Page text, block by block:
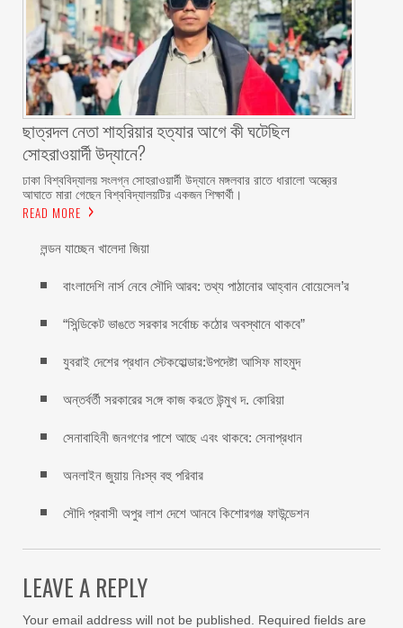
ছাত্রদল নেতা শাহরিয়ার হত্যার আগে কী ঘটেছিল
সোহরাওয়ার্দী উদ্যানে?
ঢাকা বিশ্ববিদ্যালয় সংলগ্ন সোহরাওয়ার্দী উদ্যানে মঙ্গলবার রাতে ধারালো অস্ত্রের
আঘাতে মারা গেছেন বিশ্ববিদ্যালয়টির একজন শিক্ষার্থী।
READ MORE
লন্ডন যাচ্ছেন খালেদা জিয়া
বাংলাদেশি নার্স নেবে সৌদি আরব: তথ্য পাঠানোর আহ্বান বোয়েসেল’র
“সিন্ডিকেট ভাঙতে সরকার সর্বোচ্চ কঠোর অবস্থানে থাকবে”
যুবরাই দেশের প্রধান স্টেকহোল্ডার:উপদেষ্টা আসিফ মাহমুদ
অন্তর্বর্তী সরকারের স‌ঙ্গে কাজ কর‌তে উন্মুখ দ. কো‌রিয়া
সেনাবাহিনী জনগণের পাশে আছে এবং থাকবে: সেনাপ্রধান
অনলাইন জুয়ায় নিঃস্ব বহু পরিবার
সৌদি প্রবাসী অপুর লাশ দেশে আনবে কিশোরগঞ্জ ফাউন্ডেশন
LEAVE A REPLY
Your email address will not be published.
Required fields are